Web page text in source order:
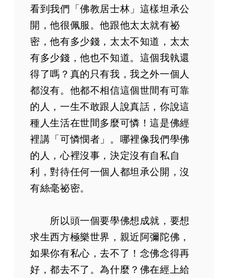
第136集
第137集
第138集
第139集
第140集
第141集
第142集
第143集
第144集
第145集
第146集
第147集
第148集
看到我們「佛教居士林」這樣坦承公
開，他很佩服。他跟他太太就有祕
密，他有多少錢，太太不知道，太太
有多少錢，他也不知道。這個我執還
得了嗎？真的只有我，我之外一個人
都沒有。他都不相信這個世間有可靠
的人，一生不敢跟人說真話，你說這
種人生活在世間多麼可憐！這是佛經
裡講「可憐憫者」。哪裡像我們學佛
的人，心裡沒事，決定沒有自私自
利，對待任何一個人都坦承公開，沒
有絲毫祕密。
所以頭一個要學佛想成就，要想
求生西方極樂世界，親近阿彌陀佛，
如果你有私心，去不了！念佛念得再
好，都去不了。為什麼？佛在經上給